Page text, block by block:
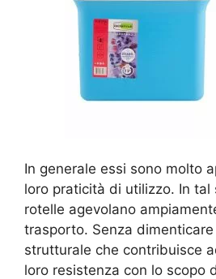
In generale essi sono molto
loro praticità di utilizzo. In tal
rotelle agevolano
trasporto. Senza
strutturale che contribuisce
loro resistenza con lo scopo